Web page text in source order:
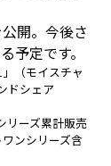
開。今後さ
予定です。
（モイスチャ
ドシェア
リーズ累計販売
ンシリーズ含